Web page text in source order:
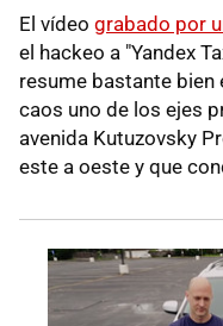
El vídeo grabado por
el hackeo a "Yandex
resume bastante bien
caos uno de los ejes
avenida Kutuzovsky
este a oeste y que